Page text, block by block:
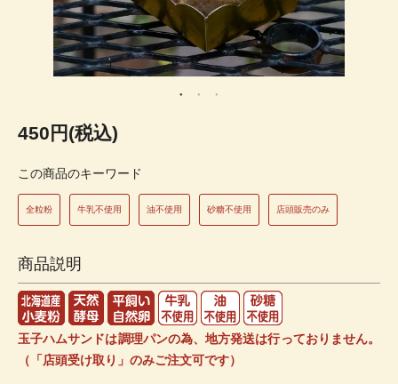
450円(税込)
この商品のキーワード
全粒粉 牛乳不使用 油不使用 砂糖不使用 店頭販売のみ
商品説明
玉子ハムサンドは調理パンの為、地方発送は行っておりません。
（「店頭受け取り」のみご注文可です）